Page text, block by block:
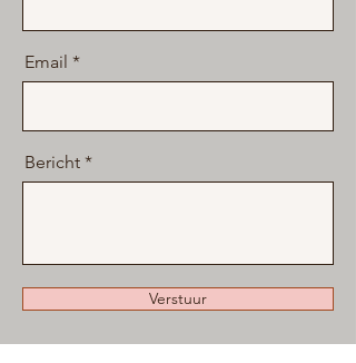
Email
Bericht
Verstuur